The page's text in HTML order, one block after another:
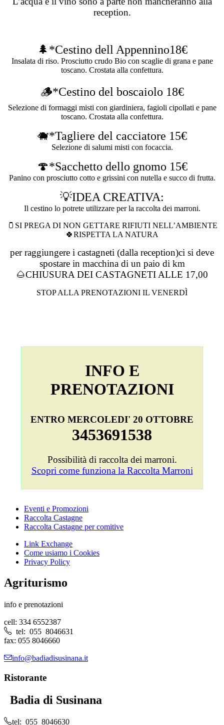
reception.
🌲*Cestino dell Appennino18€
Insalata di riso. Prosciutto crudo Bio con scaglie di grana e pane
toscano. Crostata alla confettura.
🪵*Cestino del boscaiolo 18€
Selezione di formaggi misti con giardiniera, fagioli cipollati e pane
toscano. Crostata alla confettura.
🐗*Tagliere del cacciatore 15€
Selezione di salumi misti con focaccia.
🍄*Sacchetto dello gnomo 15€
Panino con prosciutto cotto e grissini con nutella e succo di frutta.
💡IDEA CREATIVA:
Il cestino lo potrete utilizzare per la raccolta dei marroni.
🫙SI PREGA DI NON GETTARE RIFIUTI NELL’AMBIENTE
🍀RISPETTA LA NATURA
per raggiungere i castagneti (dalla reception)ci si deve
spostare in macchina di un paio di km
🌰CHIUSURA DEI CASTAGNETI ALLE 17,00
STOP ALLA PRENOTAZIONI IL VENERDÌ
INFO E
PRENOTAZIONI
ENTRO MERCOLEDI' 20 OTTOBRE
3453691538
Possibilità di raccolta dei marroni.
Scopri come funziona la Raccolta Marroni
Eventi e Promozioni
Raccolta Castagne
Raccolta Castagne per comitive
Link Exchange
Come usiamo i Cookies
Privacy Policy
Agriturismo
info e prenotazioni
cell: 334 6552387
tel: 055 8046631
fax: 055 8046660
info@badiadisusinana.it
Ristorante
Badia di Susinana
tel: 055 8046630